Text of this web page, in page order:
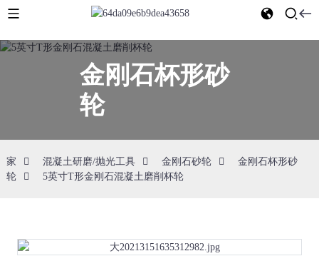
金刚石杯形砂
轮
家 混凝土研磨/抛光工具 金刚石砂轮
金刚石杯形砂
轮
5英寸T形金刚石混凝土磨削杯轮